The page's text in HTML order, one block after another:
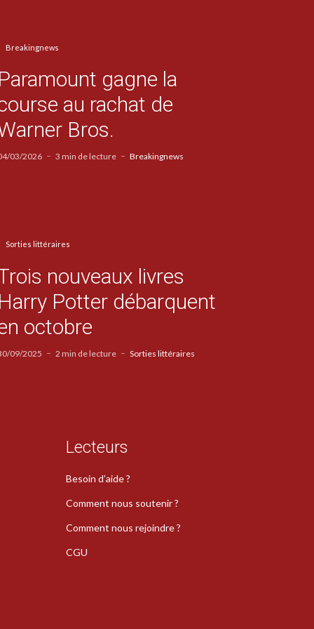
Breakingnews
gagne la
au rachat de
Bros.
03/2026 3 min de lecture Breakingnews
Sorties littéraires
nouveaux livres
Potter débarquent
octobre
09/2025 2 min de lecture Sorties littéraires
Lecteurs
Besoin d’aide ?
Comment nous soutenir ?
Comment nous rejoindre ?
CGU